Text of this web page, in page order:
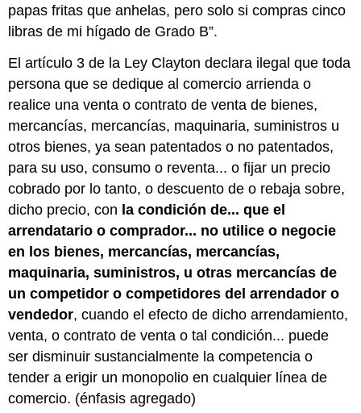
papas fritas que anhelas, pero solo si compras cinco
libras de mi hígado de Grado B”.
El artículo 3 de la Ley Clayton declara ilegal que toda
persona que se dedique al comercio arrienda o
realice una venta o contrato de venta de bienes,
mercancías, mercancías, maquinaria, suministros u
otros bienes, ya sean patentados o no patentados,
para su uso, consumo o reventa... o fijar un precio
cobrado por lo tanto, o descuento de o rebaja sobre,
dicho precio, con la condición de... que el
arrendatario o comprador... no utilice o negocie
en los bienes, mercancías, mercancías,
maquinaria, suministros, u otras mercancías de
un competidor o competidores del arrendador o
vendedor, cuando el efecto de dicho arrendamiento,
venta, o contrato de venta o tal condición... puede
ser disminuir sustancialmente la competencia o
tender a erigir un monopolio en cualquier línea de
comercio. (énfasis agregado)